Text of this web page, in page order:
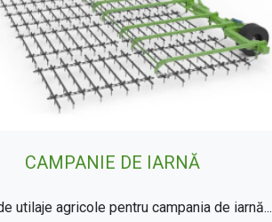
CAMPANIE DE IARNĂ
utilaje agricole pentru campania de iarnă...